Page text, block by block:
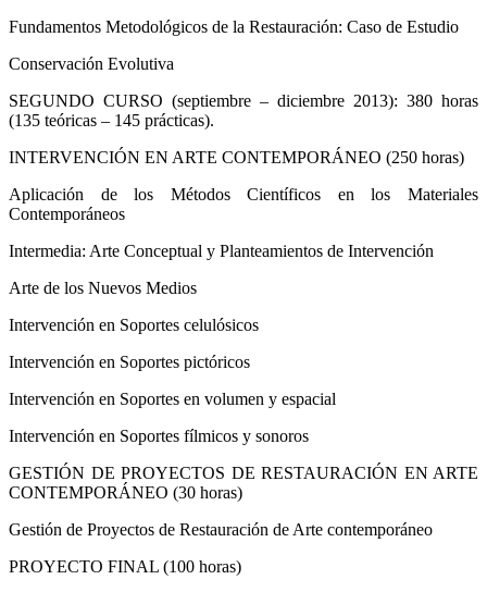
Fundamentos Metodológicos de la Restauración: Caso de Estudio
Conservación Evolutiva
SEGUNDO CURSO (septiembre – diciembre 2013): 380 horas
(135 teóricas – 145 prácticas).
INTERVENCIÓN EN ARTE CONTEMPORÁNEO (250 horas)
Aplicación de los Métodos Científicos en los Materiales
Contemporáneos
Intermedia: Arte Conceptual y Planteamientos de Intervención
Arte de los Nuevos Medios
Intervención en Soportes celulósicos
Intervención en Soportes pictóricos
Intervención en Soportes en volumen y espacial
Intervención en Soportes fílmicos y sonoros
GESTIÓN DE PROYECTOS DE RESTAURACIÓN EN ARTE
CONTEMPORÁNEO (30 horas)
Gestión de Proyectos de Restauración de Arte contemporáneo
PROYECTO FINAL (100 horas)